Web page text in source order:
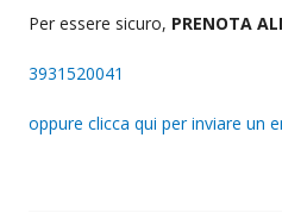
Per essere sicuro, PRENOTA
3931520041
oppure clicca qui per inviare un